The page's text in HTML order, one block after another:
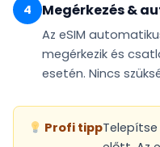
4 Megérkezés &
Az eSIM
megérkezik és
esetén. Nincs
Profi tipp